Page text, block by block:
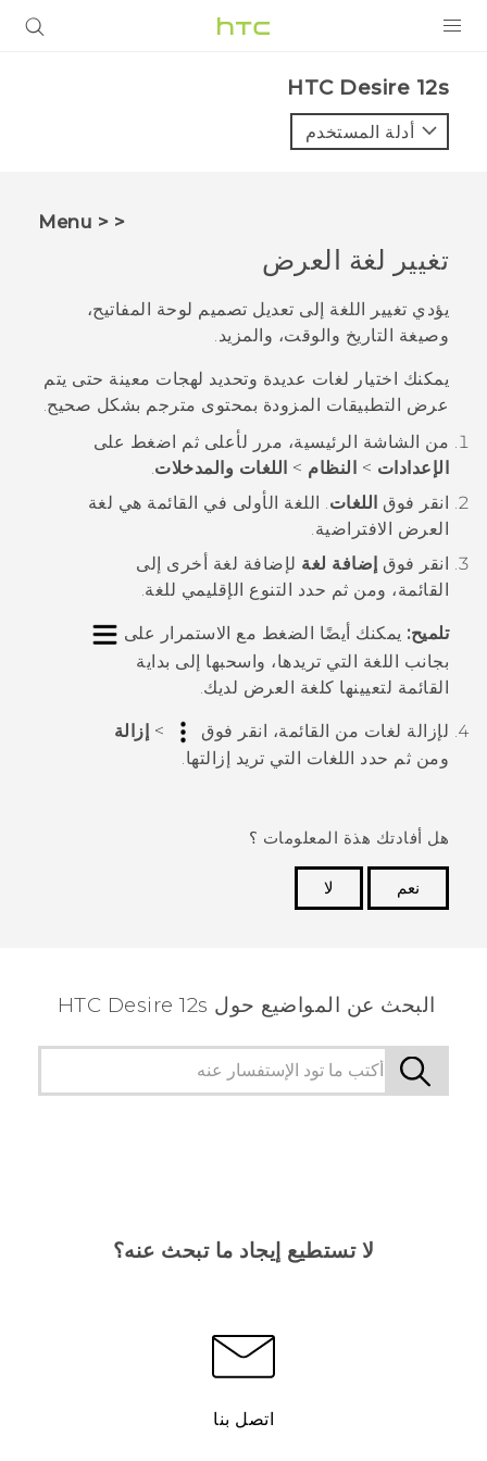
VIVE
VIVERSE
البرامج + التطبيقات
الدعم
أجهزة HTC والملحقات
HTC Desire 12s‎
أدلة المستخدم
< < Menu
تغيير لغة العرض
يؤدي تغيير اللغة إلى تعديل تصميم لوحة المفاتيح،
وصيغة التاريخ والوقت، والمزيد.
يمكنك اختيار لغات عديدة وتحديد لهجات معينة حتى يتم
عرض التطبيقات المزودة بمحتوى مترجم بشكل صحيح.
من الشاشة
الرئيسية، مرر لأعلى ثم اضغط على
الإعدادات > النظام > اللغات والمدخلات.
انقر فوق اللغات. اللغة الأولى في القائمة هي لغة
العرض الافتراضية.
انقر فوق إضافة لغة لإضافة لغة أخرى إلى
القائمة، ومن ثم حدد التنوع الإقليمي للغة.
تلميح: يمكنك أيضًا الضغط مع الاستمرار على
بجانب اللغة التي تريدها، واسحبها إلى بداية
القائمة لتعيينها كلغة العرض لديك.
لإزالة لغات من القائمة، انقر فوق > إزالة
ومن ثم حدد اللغات التي تريد إزالتها.
هل أفادتك هذة المعلومات ؟
نعم
لا
البحث عن المواضيع حول HTC Desire 12s
لا تستطيع إيجاد ما تبحث عنه؟
اتصل بنا